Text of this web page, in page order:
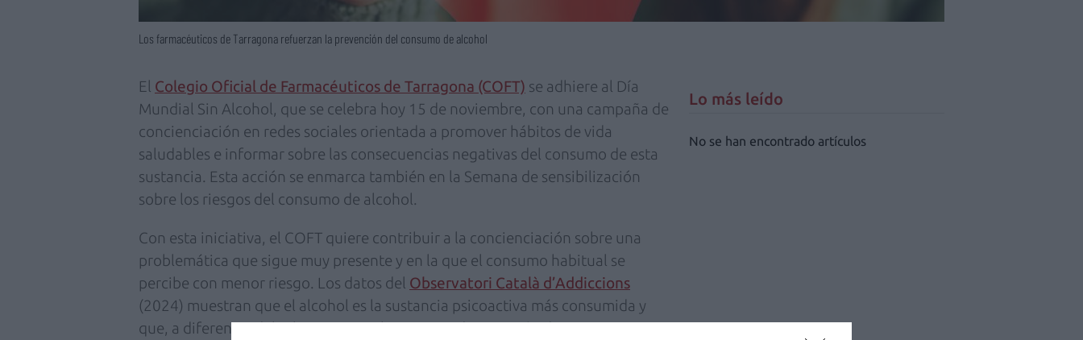
Los farmacéuticos de Tarragona refuerzan la prevención del consumo de alcohol
El Colegio Oficial de Farmacéuticos de Tarragona (COFT) se adhiere al Día
Mundial Sin Alcohol, que se celebra hoy 15 de noviembre, con una campaña de
concienciación en redes sociales orientada a promover hábitos de vida
saludables e informar sobre las consecuencias negativas del consumo de esta
sustancia. Esta acción se enmarca también en la Semana de sensibilización
sobre los riesgos del consumo de alcohol.
Con esta iniciativa, el COFT quiere contribuir a la concienciación sobre una
problemática que sigue muy presente y en la que el consumo habitual se
percibe con menor riesgo. Los datos del Observatori Català d’Addiccions
(2024) muestran que el alcohol es la sustancia psicoactiva más consumida y
que, a diferencia del tabaco, no se observa una disminución de su consumo a
Lo más leído
No se han encontrado artículos